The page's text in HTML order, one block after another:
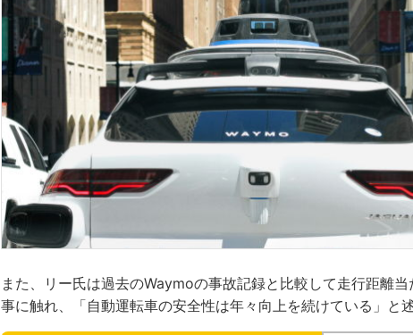
また、リー氏は過去のWaymoの事故記録と比較して走行距離
事に触れ、「自動運転車の安全性は年々向上を続けている」と述